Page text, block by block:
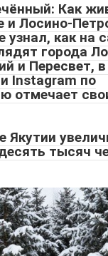
Как
и Лосино-
узнал, как на
города
и Пересвет,
Instagram по
отмечает
Якутии
тысяч